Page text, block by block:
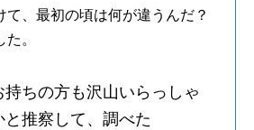
て、最初の頃は何が違うんだ？
。
ちの方も沢山いらっしゃ
と推察して、調べた